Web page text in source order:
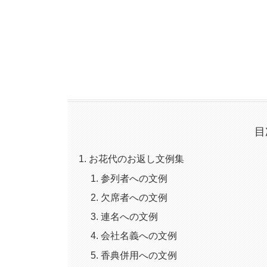
お花代のお返し文例集
参列者への文例
欠席者への文例
連名への文例
会社名義への文例
香典併用への文例